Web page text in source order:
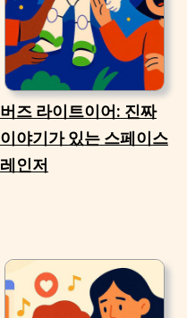
버즈 라이트이어: 진짜
이야기가 있는 스페이스
레인저